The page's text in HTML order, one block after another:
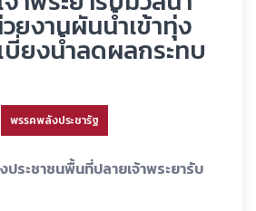
ยงานผันน้ำเข้าทุ่ง
ยงน้ำลดผลกระทบ
พรรคพลังประชารัฐ
ประชาชนพื้นที่ปลายเจ้าพระยารับ